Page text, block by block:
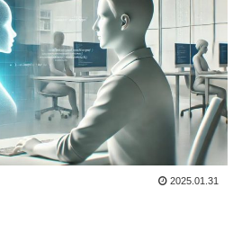
2025.01.31